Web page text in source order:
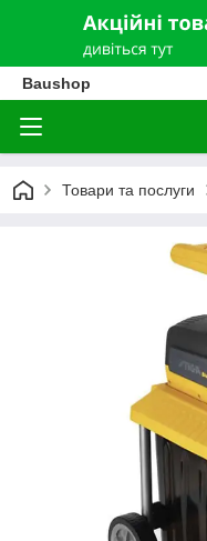
Baushop
Товари та послуги